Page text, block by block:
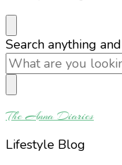
Looking
for
Something?
Search anything
The Anna Diaries
Lifestyle Blog